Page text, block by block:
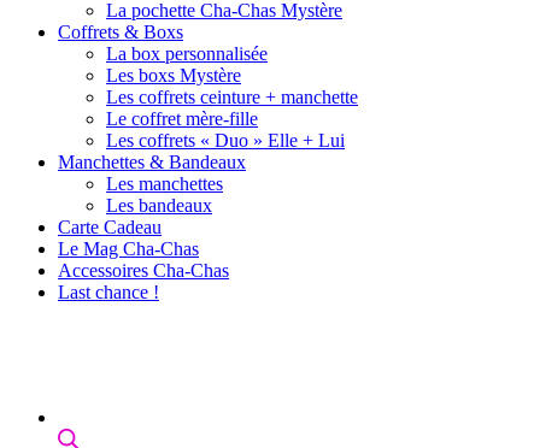
La pochette Cha-Chas Mystère
Coffrets & Boxs
La box personnalisée
Les boxs Mystère
Les coffrets ceinture + manchette
Le coffret mère-fille
Les coffrets « Duo » Elle + Lui
Manchettes & Bandeaux
Les manchettes
Les bandeaux
Carte Cadeau
Le Mag Cha-Chas
Accessoires Cha-Chas
Last chance !